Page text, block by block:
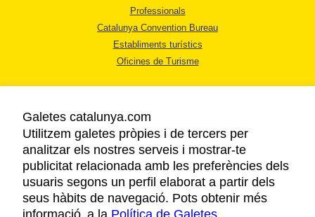
Professionals
Catalunya Convention Bureau
Establiments turístics
Oficines de Turisme
AVÍS LEGAL
POLÍTICA DE PRIVACITAT
COOKIES
ACCESSIBILITAT
Galetes catalunya.com
Utilitzem galetes pròpies i de tercers per
analitzar els nostres serveis i mostrar-te
publicitat relacionada amb les preferències dels
usuaris segons un perfil elaborat a partir dels
seus hàbits de navegació. Pots obtenir més
informació a la Política de Galetes